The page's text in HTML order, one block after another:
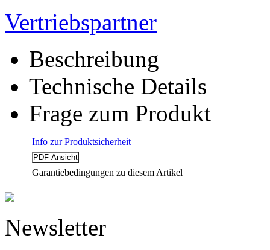
Vertriebspartner
Beschreibung
Technische Details
Frage zum Produkt
Info zur Produktsicherheit
Garantiebedingungen zu diesem Artikel
Newsletter